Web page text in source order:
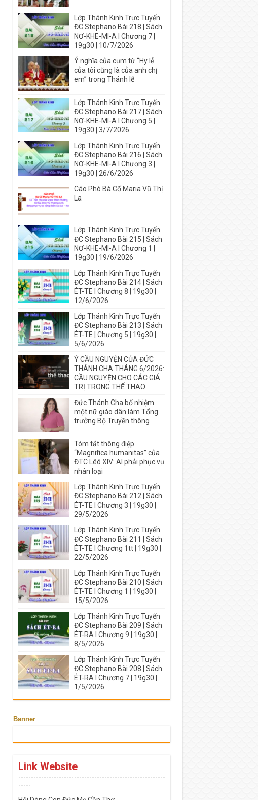
Lớp Thánh Kinh Trực Tuyến
ĐC Stephano Bài 218 | Sách
NƠ-KHE-MI-A I Chương 7 |
19g30 | 10/7/2026
Ý nghĩa của cụm từ “Hy lễ
của tôi cũng là của anh chị
em” trong Thánh lễ
Lớp Thánh Kinh Trực Tuyến
ĐC Stephano Bài 217 | Sách
NƠ-KHE-MI-A I Chương 5 |
19g30 | 3/7/2026
Lớp Thánh Kinh Trực Tuyến
ĐC Stephano Bài 216 | Sách
NƠ-KHE-MI-A I Chương 3 |
19g30 | 26/6/2026
Cáo Phó Bà Cố Maria Vũ Thị
La
Lớp Thánh Kinh Trực Tuyến
ĐC Stephano Bài 215 | Sách
NƠ-KHE-MI-A I Chương 1 |
19g30 | 19/6/2026
Lớp Thánh Kinh Trực Tuyến
ĐC Stephano Bài 214 | Sách
ÉT-TE I Chương 8 | 19g30 |
12/6/2026
Lớp Thánh Kinh Trực Tuyến
ĐC Stephano Bài 213 | Sách
ÉT-TE | Chương 5 | 19g30 |
5/6/2026
Ý CẦU NGUYỆN CỦA ĐỨC
THÁNH CHA THÁNG 6/2026:
CẦU NGUYỆN CHO CÁC GIÁ
TRỊ TRONG THỂ THAO
Đức Thánh Cha bổ nhiệm
một nữ giáo dân làm Tổng
trưởng Bộ Truyền thông
Tóm tắt thông điệp
“Magnifica humanitas” của
ĐTC Lêô XIV: AI phải phục vụ
nhân loại
Lớp Thánh Kinh Trực Tuyến
ĐC Stephano Bài 212 | Sách
ÉT-TE I Chương 3 | 19g30 |
29/5/2026
Lớp Thánh Kinh Trực Tuyến
ĐC Stephano Bài 211 | Sách
ÉT-TE I Chương 1tt | 19g30 |
22/5/2026
Lớp Thánh Kinh Trực Tuyến
ĐC Stephano Bài 210 | Sách
ÉT-TE I Chương 1 | 19g30 |
15/5/2026
Lớp Thánh Kinh Trực Tuyến
ĐC Stephano Bài 209 | Sách
ÉT-RA I Chương 9 | 19g30 |
8/5/2026
Lớp Thánh Kinh Trực Tuyến
ĐC Stephano Bài 208 | Sách
ÉT-RA I Chương 7 | 19g30 |
1/5/2026
Banner
Link Website
----------------------------------------------------------
-----